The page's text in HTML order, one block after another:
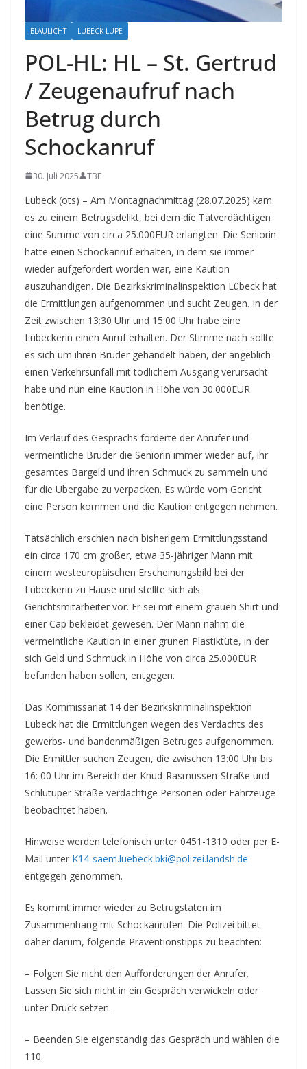
BLAULICHT LÜBECK LUPE
POL-HL: HL – St. Gertrud
/ Zeugenaufruf nach
Betrug durch
Schockanruf
30. Juli 2025 TBF
Lübeck (ots) – Am Montagnachmittag (28.07.2025) kam
es zu einem Betrugsdelikt, bei dem die Tatverdächtigen
eine Summe von circa 25.000EUR erlangten. Die Seniorin
hatte einen Schockanruf erhalten, in dem sie immer
wieder aufgefordert worden war, eine Kaution
auszuhändigen. Die Bezirkskriminalinspektion Lübeck hat
die Ermittlungen aufgenommen und sucht Zeugen. In der
Zeit zwischen 13:30 Uhr und 15:00 Uhr habe eine
Lübeckerin einen Anruf erhalten. Der Stimme nach sollte
es sich um ihren Bruder gehandelt haben, der angeblich
einen Verkehrsunfall mit tödlichem Ausgang verursacht
habe und nun eine Kaution in Höhe von 30.000EUR
benötige.
Im Verlauf des Gesprächs forderte der Anrufer und
vermeintliche Bruder die Seniorin immer wieder auf, ihr
gesamtes Bargeld und ihren Schmuck zu sammeln und
für die Übergabe zu verpacken. Es würde vom Gericht
eine Person kommen und die Kaution entgegen nehmen.
Tatsächlich erschien nach bisherigem Ermittlungsstand
ein circa 170 cm großer, etwa 35-jähriger Mann mit
einem westeuropäischen Erscheinungsbild bei der
Lübeckerin zu Hause und stellte sich als
Gerichtsmitarbeiter vor. Er sei mit einem grauen Shirt und
einer Cap bekleidet gewesen. Der Mann nahm die
vermeintliche Kaution in einer grünen Plastiktüte, in der
sich Geld und Schmuck in Höhe von circa 25.000EUR
befunden haben sollen, entgegen.
Das Kommissariat 14 der Bezirkskriminalinspektion
Lübeck hat die Ermittlungen wegen des Verdachts des
gewerbs- und bandenmäßigen Betruges aufgenommen.
Die Ermittler suchen Zeugen, die zwischen 13:00 Uhr bis
16: 00 Uhr im Bereich der Knud-Rasmussen-Straße und
Schlutuper Straße verdächtige Personen oder Fahrzeuge
beobachtet haben.
Hinweise werden telefonisch unter 0451-1310 oder per E-
Mail unter K14-saem.luebeck.bki@polizei.landsh.de
entgegen genommen.
Es kommt immer wieder zu Betrugstaten im
Zusammenhang mit Schockanrufen. Die Polizei bittet
daher darum, folgende Präventionstipps zu beachten:
– Folgen Sie nicht den Aufforderungen der Anrufer.
Lassen Sie sich nicht in ein Gespräch verwickeln oder
unter Druck setzen.
– Beenden Sie eigenständig das Gespräch und wählen die
110.